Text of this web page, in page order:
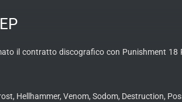
il contratto discografico con Punishment 18
Hellhammer, Venom, Sodom, Destruction,